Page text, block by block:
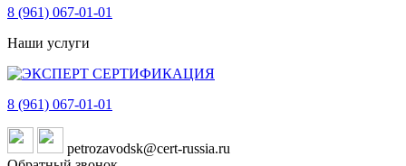
8 (961) 067-01-01
Наши услуги
8 (961) 067-01-01
petrozavodsk@cert-russia.ru